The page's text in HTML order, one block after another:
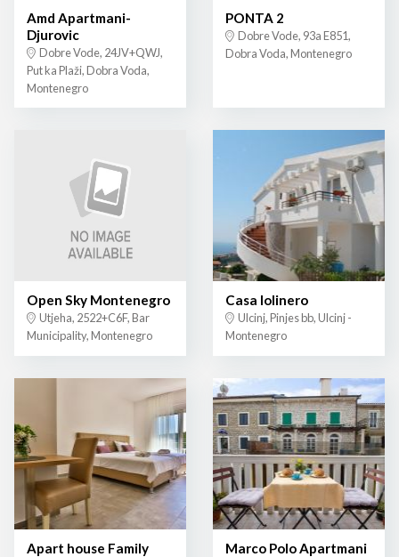
Amd Apartmani-
Djurovic
Dobre Vode, 24JV+QWJ,
Put ka Plaži, Dobra Voda,
Montenegro
PONTA 2
Dobre Vode, 93a E851,
Dobra Voda, Montenegro
Open Sky Montenegro
Utjeha, 2522+C6F, Bar
Municipality, Montenegro
Casa lolinero
Ulcinj, Pinjes bb, Ulcinj -
Montenegro
Apart house Family Marco Polo Apartmani